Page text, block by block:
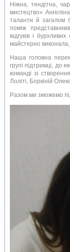
Ніжна, тендітна,
мистецтво»
таланти й загалом
поміж
відгуків і
майстерно
Наша головна
групі підтримці, до
команді зі
Лоліті, Боркіній
Разом ми зможемо